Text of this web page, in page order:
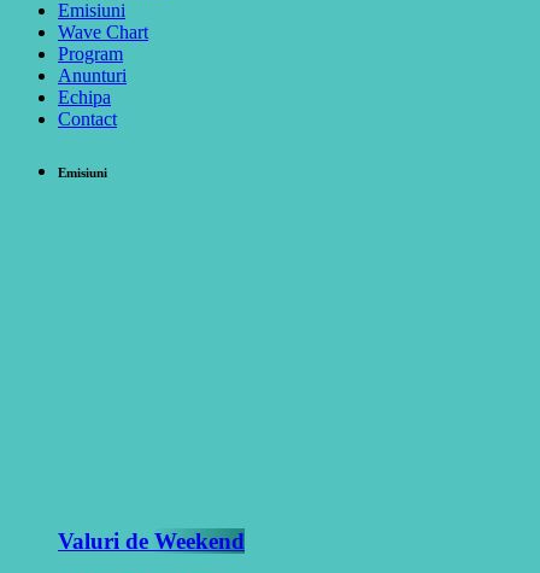
Emisiuni
Wave Chart
Program
Anunturi
Echipa
Contact
Emisiuni
Valuri de Weekend